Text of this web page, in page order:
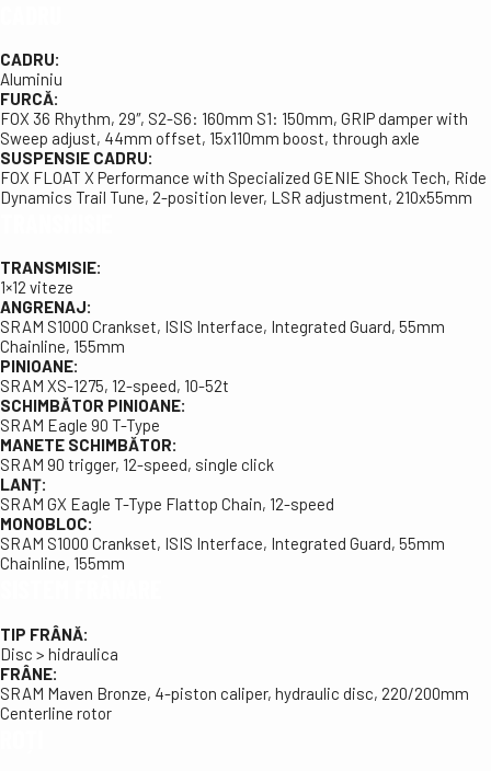
CADRU:
Aluminiu
FURCĂ:
FOX 36 Rhythm, 29″, S2-S6: 160mm S1: 150mm, GRIP damper with
Sweep adjust, 44mm offset, 15x110mm boost, through axle
SUSPENSIE CADRU:
FOX FLOAT X Performance with Specialized GENIE Shock Tech, Ride
Dynamics Trail Tune, 2-position lever, LSR adjustment, 210x55mm
TRANSMISIE:
1×12 viteze
ANGRENAJ:
SRAM S1000 Crankset, ISIS Interface, Integrated Guard, 55mm
Chainline, 155mm
PINIOANE:
SRAM XS-1275, 12-speed, 10-52t
SCHIMBĂTOR PINIOANE:
SRAM Eagle 90 T-Type
MANETE SCHIMBĂTOR:
SRAM 90 trigger, 12-speed, single click
LANȚ:
SRAM GX Eagle T-Type Flattop Chain, 12-speed
MONOBLOC:
SRAM S1000 Crankset, ISIS Interface, Integrated Guard, 55mm
Chainline, 155mm
TIP FRÂNĂ:
Disc > hidraulica
FRÂNE:
SRAM Maven Bronze, 4-piston caliper, hydraulic disc, 220/200mm
Centerline rotor